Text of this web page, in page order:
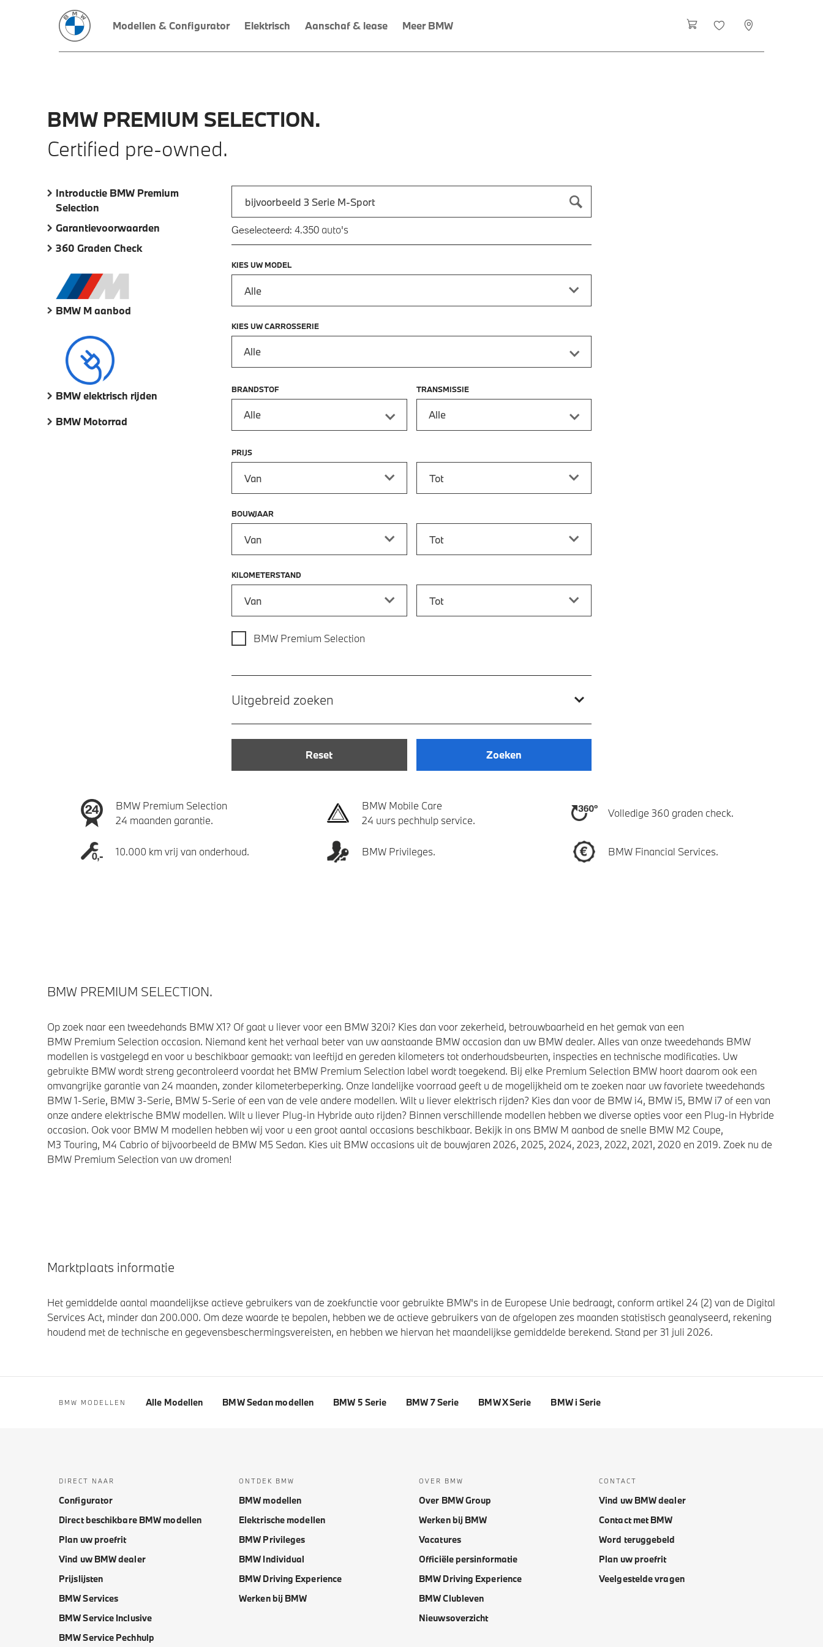
Modellen & Configurator Elektrisch Aanschaf & lease Meer BMW
BMW PREMIUM SELECTION.
Certified pre-owned.
Introductie BMW Premium
Selection
Garantievoorwaarden
360 Graden Check
BMW M aanbod
BMW elektrisch rijden
BMW Motorrad
Typ een automodel in en druk op enter om te zoeken
Geselecteerd: 4.350 auto's
KIES UW MODEL
KIES UW CARROSSERIE
Alle
BRANDSTOF
Alle
TRANSMISSIE
Alle
PRIJS
BOUWJAAR
KILOMETERSTAND
BMW Premium Selection
Uitgebreid zoeken
Reset Zoeken
BMW Premium Selection
24 maanden garantie.
BMW Mobile Care
24 uurs pechhulp service.
Volledige 360 graden check.
10.000 km vrij van onderhoud. BMW Privileges. BMW Financial Services.
BMW PREMIUM SELECTION.
Op zoek naar een tweedehands BMW X1? Of gaat u liever voor een BMW 320i? Kies dan voor zekerheid, betrouwbaarheid en het gemak van een
BMW Premium Selection occasion. Niemand kent het verhaal beter van uw aanstaande BMW occasion dan uw BMW dealer. Alles van onze tweedehands BMW
modellen is vastgelegd en voor u beschikbaar gemaakt: van leeftijd en gereden kilometers tot onderhoudsbeurten, inspecties en technische modificaties. Uw
gebruikte BMW wordt streng gecontroleerd voordat het BMW Premium Selection label wordt toegekend. Bij elke Premium Selection BMW hoort daarom ook een
omvangrijke garantie van 24 maanden, zonder kilometerbeperking. Onze landelijke voorraad geeft u de mogelijkheid om te zoeken naar uw favoriete tweedehands
BMW 1-Serie, BMW 3-Serie, BMW 5-Serie of een van de vele andere modellen. Wilt u liever elektrisch rijden? Kies dan voor de BMW i4, BMW i5, BMW i7 of een van
onze andere elektrische BMW modellen. Wilt u liever Plug-in Hybride auto rijden? Binnen verschillende modellen hebben we diverse opties voor een Plug-in Hybride
occasion. Ook voor BMW M modellen hebben wij voor u een groot aantal occasions beschikbaar. Bekijk in ons BMW M aanbod de snelle BMW M2 Coupe,
M3 Touring, M4 Cabrio of bijvoorbeeld de BMW M5 Sedan. Kies uit BMW occasions uit de bouwjaren 2026, 2025, 2024, 2023, 2022, 2021, 2020 en 2019. Zoek nu de
BMW Premium Selection van uw dromen!
Marktplaats informatie
Het gemiddelde aantal maandelijkse actieve gebruikers van de zoekfunctie voor gebruikte BMW's in de Europese Unie bedraagt, conform artikel 24 (2) van de Digital
Services Act, minder dan 200.000. Om deze waarde te bepalen, hebben we de actieve gebruikers van de afgelopen zes maanden statistisch geanalyseerd, rekening
houdend met de technische en gegevensbeschermingsvereisten, en hebben we hiervan het maandelijkse gemiddelde berekend. Stand per 31 juli 2026.
BMW MODELLEN Alle Modellen BMW Sedan modellen BMW 5 Serie BMW 7 Serie BMW X Serie BMW i Serie
DIRECT NAAR
Configurator
Direct beschikbare BMW modellen
Plan uw proefrit
Vind uw BMW dealer
Prijslijsten
BMW Services
BMW Service Inclusive
BMW Service Pechhulp
ONTDEK BMW
BMW modellen
Elektrische modellen
BMW Privileges
BMW Individual
BMW Driving Experience
Werken bij BMW
OVER BMW
Over BMW Group
Werken bij BMW
Vacatures
Officiële persinformatie
BMW Driving Experience
BMW Clubleven
Nieuwsoverzicht
CONTACT
Vind uw BMW dealer
Contact met BMW
Word teruggebeld
Plan uw proefrit
Veelgestelde vragen